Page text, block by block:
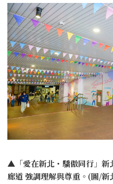
▲「愛在新北・驕傲同行」新
廊道 強調理解與尊重。(圖/新